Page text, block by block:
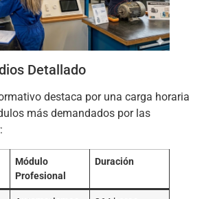
Detallado
destaca por una carga horaria
más demandados por las
Módulo
Profesional
Duración